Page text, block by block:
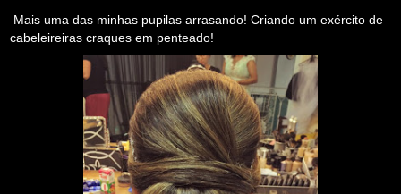
Mais uma das minhas pupilas arrasando! Criando um exército de
cabeleireiras craques em penteado!